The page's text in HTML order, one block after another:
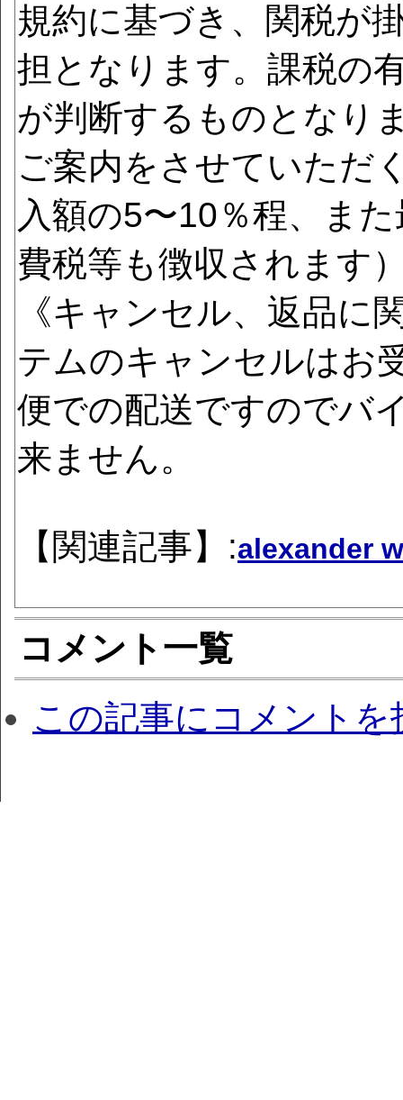
規約に基づき、関税が
担となります。課税の
が判断するものとなり
ご案内をさせていただ
入額の5〜10％程、ま
費税等も徴収されます
《キャンセル、返品に
テムのキャンセルはお
便での配送ですのでバ
来ません。
【関連記事】:alexander
コメント一覧
この記事にコメントを